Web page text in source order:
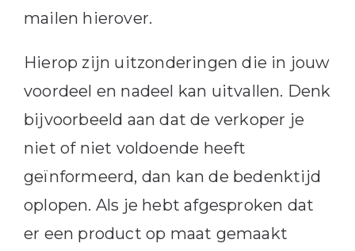
mailen hierover.
Hierop zijn uitzonderingen die in jouw
voordeel en nadeel kan uitvallen. Denk
bijvoorbeeld aan dat de verkoper je
niet of niet voldoende heeft
geïnformeerd, dan kan de bedenktijd
oplopen. Als je hebt afgesproken dat
er een product op maat gemaakt